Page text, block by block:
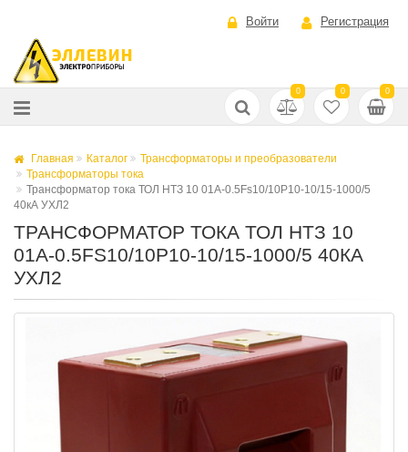
Войти Регистрация
0 0 0
Главная Каталог
Трансформаторы и преобразователи
Трансформаторы тока
Трансформатор тока ТОЛ НТЗ 10 01А-0.5Fs10/10Р10-10/15-1000/5
40кА УХЛ2
ТРАНСФОРМАТОР ТОКА ТОЛ НТЗ 10
01А-0.5FS10/10Р10-10/15-1000/5 40КА
УХЛ2